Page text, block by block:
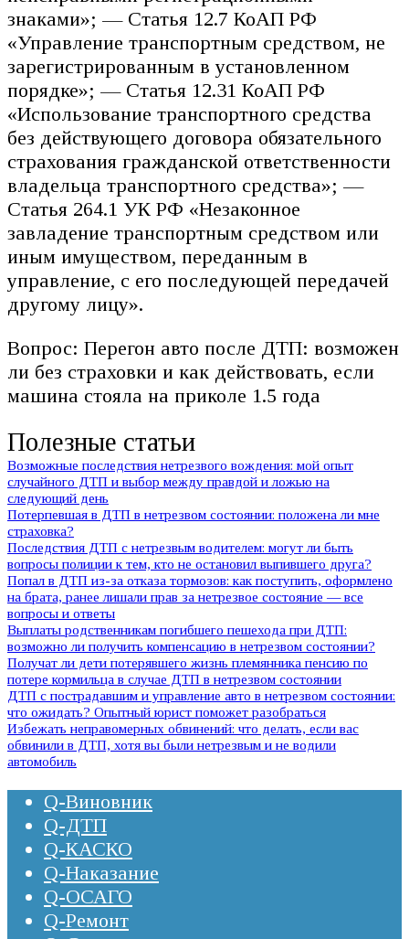
знаками»; — Статья 12.7 КоАП РФ
«Управление транспортным средством, не
зарегистрированным в установленном
порядке»; — Статья 12.31 КоАП РФ
«Использование транспортного средства
без действующего договора обязательного
страхования гражданской ответственности
владельца транспортного средства»; —
Статья 264.1 УК РФ «Незаконное
завладение транспортным средством или
иным имуществом, переданным в
управление, с его последующей передачей
другому лицу».
Вопрос: Перегон авто после ДТП: возможен
ли без страховки и как действовать, если
машина стояла на приколе 1.5 года
Полезные статьи
Возможные последствия нетрезвого вождения: мой опыт
случайного ДТП и выбор между правдой и ложью на
следующий день
Потерпевшая в ДТП в нетрезвом состоянии: положена ли мне
страховка?
Последствия ДТП с нетрезвым водителем: могут ли быть
вопросы полиции к тем, кто не остановил выпившего друга?
Попал в ДТП из-за отказа тормозов: как поступить, оформлено
на брата, ранее лишали прав за нетрезвое состояние — все
вопросы и ответы
Выплаты родственникам погибшего пешехода при ДТП:
возможно ли получить компенсацию в нетрезвом состоянии?
Получат ли дети потерявшего жизнь племянника пенсию по
потере кормильца в случае ДТП в нетрезвом состоянии
ДТП с пострадавшим и управление авто в нетрезвом состоянии:
что ожидать? Опытный юрист поможет разобраться
Избежать неправомерных обвинений: что делать, если вас
обвинили в ДТП, хотя вы были нетрезвым и не водили
автомобиль
Q-Виновник
Q-ДТП
Q-КАСКО
Q-Наказание
Q-ОСАГО
Q-Ремонт